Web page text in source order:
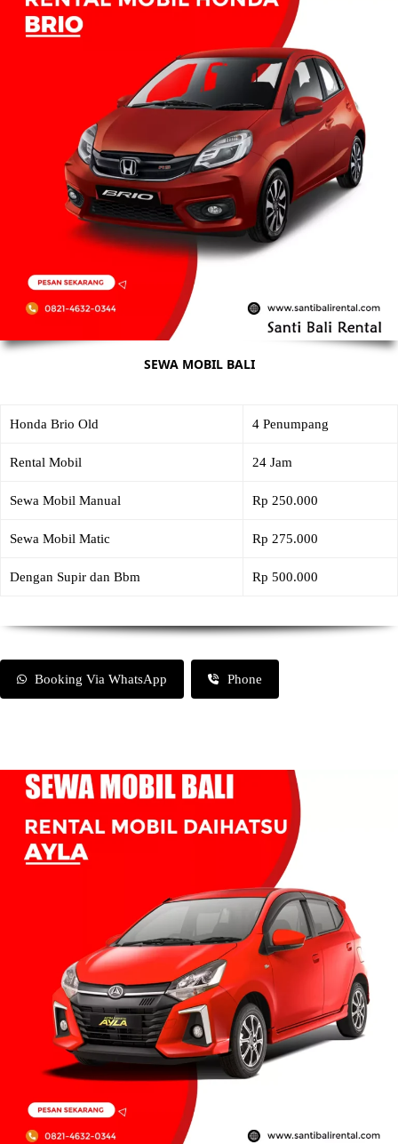
SEWA MOBIL BALI
Honda Brio Old 4 Penumpang
Rental Mobil 24 Jam
Sewa Mobil Manual Rp 250.000
Sewa Mobil Matic Rp 275.000
Dengan Supir dan Bbm Rp 500.000
Booking Via WhatsApp Phone